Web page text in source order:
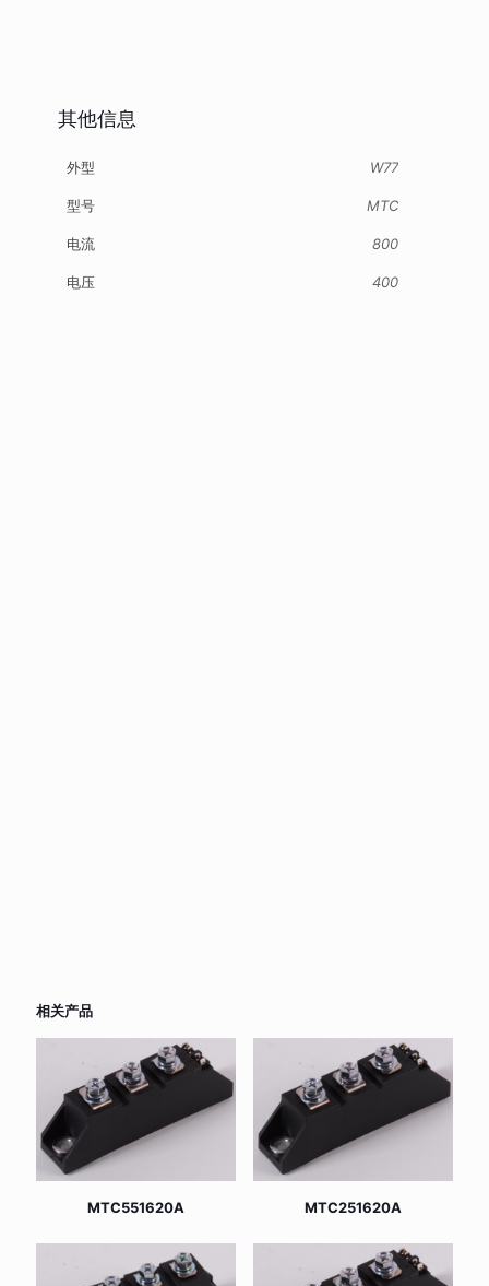
其他信息
外型 W77
型号 MTC
电流 800
电压 400
相关产品
MTC551620A MTC251620A